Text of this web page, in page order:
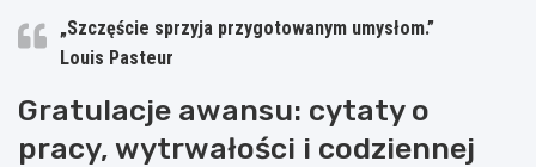
„Szczęście sprzyja przygotowanym umysłom.”
Louis Pasteur
Gratulacje awansu: cytaty o
pracy, wytrwałości i codziennej